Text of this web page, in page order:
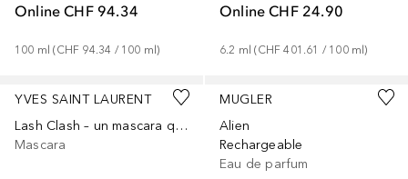
Online CHF 94.34
100 ml (CHF 94.34 / 100 ml)
Online CHF 24.90
6.2 ml (CHF 401.61 / 100 ml)
YVES SAINT LAURENT
Lash Clash – un mascara qui apporte un volume extrême aux cils
Mascara
+ 1
MUGLER
Alien
Rechargeable
Eau de parfum